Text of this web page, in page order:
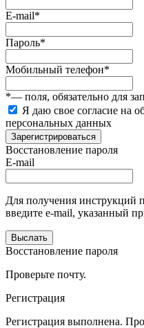
E-mail*
Пароль*
Мобильный телефон*
*— поля, обязательно для
Я даю свое согласие на
персональных данных
Зарегистрироваться
Восстановление пароля
E-mail
Для получения инструкций
введите e-mail, указанный
Выслать
Восстановление пароля
Проверьте почту.
Регистрация
Регистрация выполнена.